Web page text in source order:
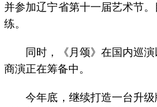
并参加辽宁省第十一届艺术节
练。
同时，《月颂》在国内巡演
商演正在筹备中。
今年底，继续打造一台升级